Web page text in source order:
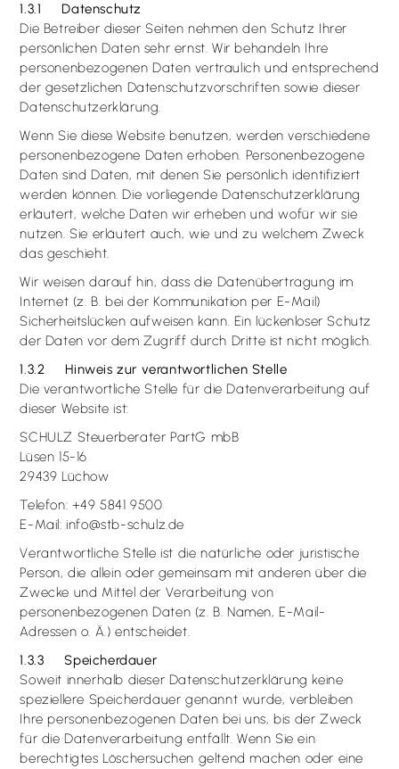
1.3.1 Datenschutz
Die Betreiber dieser Seiten nehmen den Schutz Ihrer
persönlichen Daten sehr ernst. Wir behandeln Ihre
personenbezogenen Daten vertraulich und entsprechend
der gesetzlichen Datenschutzvorschriften sowie dieser
Datenschutzerklärung.
Wenn Sie diese Website benutzen, werden verschiedene
personenbezogene Daten erhoben. Personenbezogene
Daten sind Daten, mit denen Sie persönlich identifiziert
werden können. Die vorliegende Datenschutzerklärung
erläutert, welche Daten wir erheben und wofür wir sie
nutzen. Sie erläutert auch, wie und zu welchem Zweck
das geschieht.
Wir weisen darauf hin, dass die Datenübertragung im
Internet (z. B. bei der Kommunikation per E-Mail)
Sicherheitslücken aufweisen kann. Ein lückenloser Schutz
der Daten vor dem Zugriff durch Dritte ist nicht möglich.
1.3.2 Hinweis zur verantwortlichen Stelle
Die verantwortliche Stelle für die Datenverarbeitung auf
dieser Website ist:
SCHULZ Steuerberater PartG mbB
Lüsen 15-16
29439 Lüchow
Telefon: +49 5841 9500
E-Mail: info@stb-schulz.de
Verantwortliche Stelle ist die natürliche oder juristische
Person, die allein oder gemeinsam mit anderen über die
Zwecke und Mittel der Verarbeitung von
personenbezogenen Daten (z. B. Namen, E-Mail-
Adressen o. Ä.) entscheidet.
1.3.3 Speicherdauer
Soweit innerhalb dieser Datenschutzerklärung keine
speziellere Speicherdauer genannt wurde, verbleiben
Ihre personenbezogenen Daten bei uns, bis der Zweck
für die Datenverarbeitung entfällt. Wenn Sie ein
berechtigtes Löschersuchen geltend machen oder eine